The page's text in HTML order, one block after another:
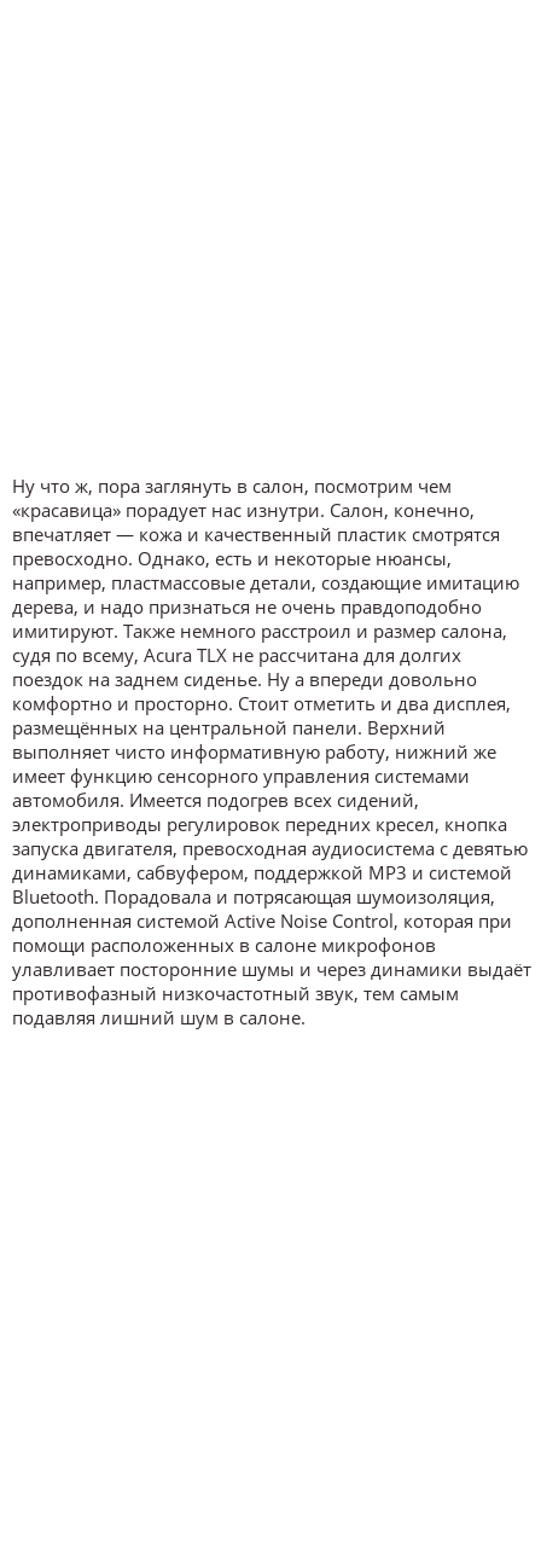
Ну что ж, пора заглянуть в салон, посмотрим чем
«красавица» порадует нас изнутри. Салон, конечно,
впечатляет ― кожа и качественный пластик смотрятся
превосходно. Однако, есть и некоторые нюансы,
например, пластмассовые детали, создающие имитацию
дерева, и надо признаться не очень правдоподобно
имитируют. Также немного расстроил и размер салона,
судя по всему, Acura TLX не рассчитана для долгих
поездок на заднем сиденье. Ну а впереди довольно
комфортно и просторно. Стоит отметить и два дисплея,
размещённых на центральной панели. Верхний
выполняет чисто информативную работу, нижний же
имеет функцию сенсорного управления системами
автомобиля. Имеется подогрев всех сидений,
электроприводы регулировок передних кресел, кнопка
запуска двигателя, превосходная аудиосистема с девятью
динамиками, сабвуфером, поддержкой MP3 и системой
Bluetooth. Порадовала и потрясающая шумоизоляция,
дополненная системой Active Noise Control, которая при
помощи расположенных в салоне микрофонов
улавливает посторонние шумы и через динамики выдаёт
противофазный низкочастотный звук, тем самым
подавляя лишний шум в салоне.